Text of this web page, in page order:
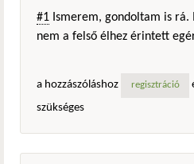
#1 Ismerem, gondoltam is
nem a felső élhez érintett
a hozzászóláshoz regisztráció
szükséges